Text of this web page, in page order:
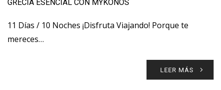
GRECIA ESENCIAL CON MYKONOS
11 Días / 10 Noches ¡Disfruta Viajando! Porque te
mereces…
LEER MÁS